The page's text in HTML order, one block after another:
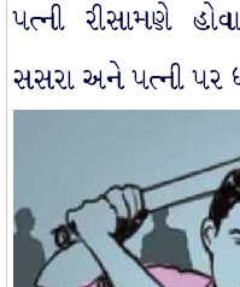
પત્ની રીસામણે
સસરા અને પત્ની પર